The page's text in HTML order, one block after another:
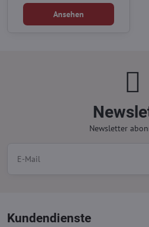
Ansehen
Newsletter
Kundendienste